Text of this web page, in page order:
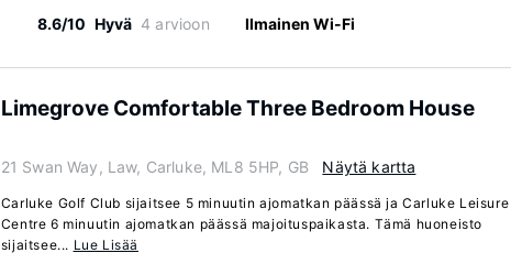
8.6/10 Hyvä 4 arvioon Ilmainen Wi-Fi
Limegrove Comfortable Three Bedroom House
21 Swan Way, Law, Carluke, ML8 5HP, GB Näytä kartta
Carluke Golf Club sijaitsee 5 minuutin ajomatkan päässä ja Carluke Leisure
Centre 6 minuutin ajomatkan päässä majoituspaikasta. Tämä huoneisto
sijaitsee... Lue Lisää